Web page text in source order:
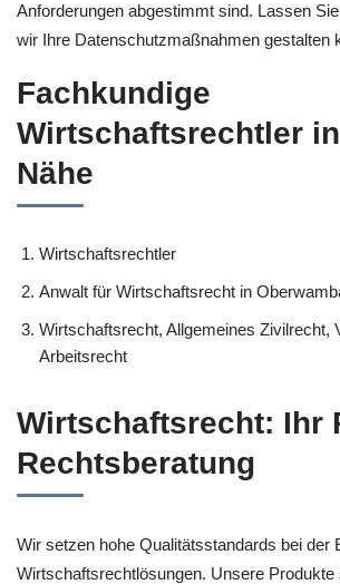
Anforderungen abgestimmt sind. Lassen
wir Ihre Datenschutzmaßnahmen gestalten
Fachkundige
Wirtschaftsrechtler
Nähe
Wirtschaftsrechtler
Anwalt für Wirtschaftsrecht in
Wirtschaftsrecht, Allgemeines Zivilrecht,
Arbeitsrecht
Wirtschaftsrecht: Ihr
Rechtsberatung
Wir setzen hohe Qualitätsstandards bei der
Wirtschaftsrechtlösungen. Unsere Produkte